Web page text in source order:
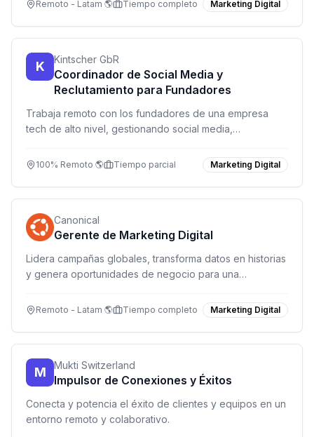
Remoto - Latam 🌎 Tiempo completo Marketing Digital
K Kintscher GbR
Coordinador de Social Media y
Reclutamiento para Fundadores
Trabaja remoto con los fundadores de una empresa
tech de alto nivel, gestionando social media,
100% Remoto 🌎 Tiempo parcial Marketing Digital
Canonical
Gerente de Marketing Digital
Lidera campañas globales, transforma datos en historias
y genera oportunidades de negocio para una
IoT.Remoto - Latam 🌎 Tiempo completo Marketing Digital
M Mukti Switzerland
Impulsor de Conexiones y Éxitos
Conecta y potencia el éxito de clientes y equipos en un
entorno remoto y colaborativo.